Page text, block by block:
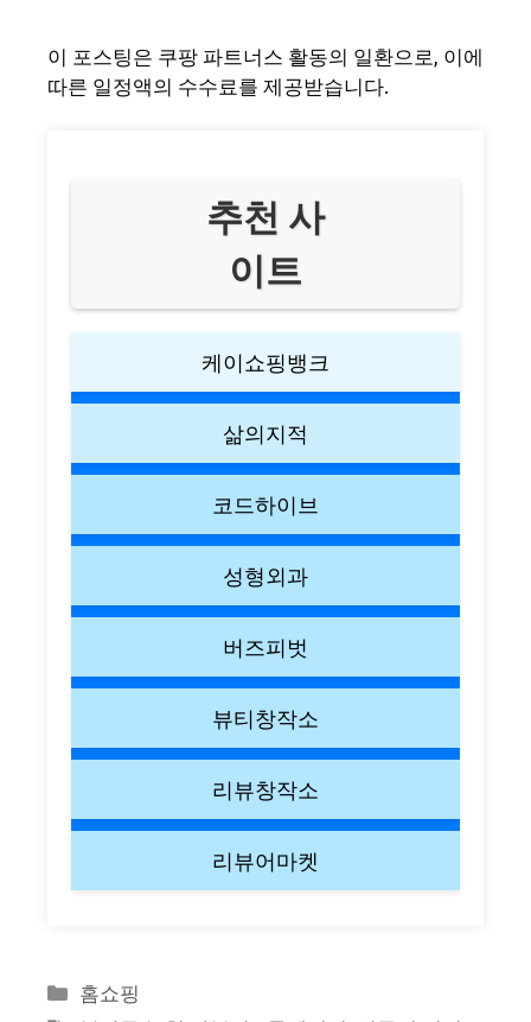
이 포스팅은 쿠팡 파트너스 활동의 일환으로, 이에
따른 일정액의 수수료를 제공받습니다.
추천 사
이트
케이쇼핑뱅크
삶의지적
코드하이브
성형외과
버즈피벗
뷰티창작소
리뷰창작소
리뷰어마켓
Categories
홈쇼핑